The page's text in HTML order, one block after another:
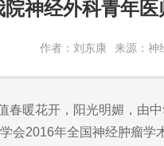
院神经外科青年
作者：刘东康 来源：神
春暖花开，阳光明媚，由
会2016年全国神经肿瘤